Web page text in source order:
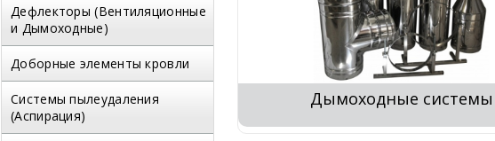
Дефлекторы (Вентиляционные
и Дымоходные)
Доборные элементы кровли
Системы пылеудаления
(Аспирация)
Дымоходные системы